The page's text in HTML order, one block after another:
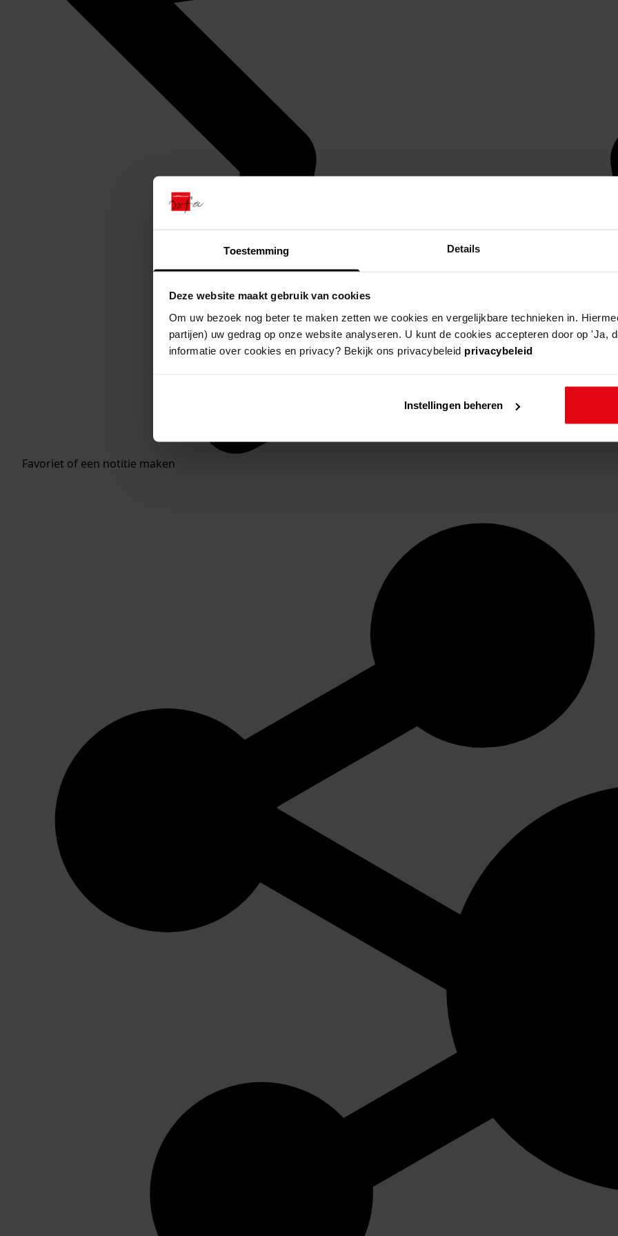
Toestemming Details
Deze website maakt gebruik van cookies
Om uw bezoek nog beter te maken zetten we cookies en vergelijkbare technieken in.
partijen) uw gedrag op onze website analyseren. U kunt de cookies accepteren door op 'Ja,
informatie over cookies en privacy? Bekijk ons privacybeleid privacybeleid
Instellingen beheren
Favoriet of een notitie maken